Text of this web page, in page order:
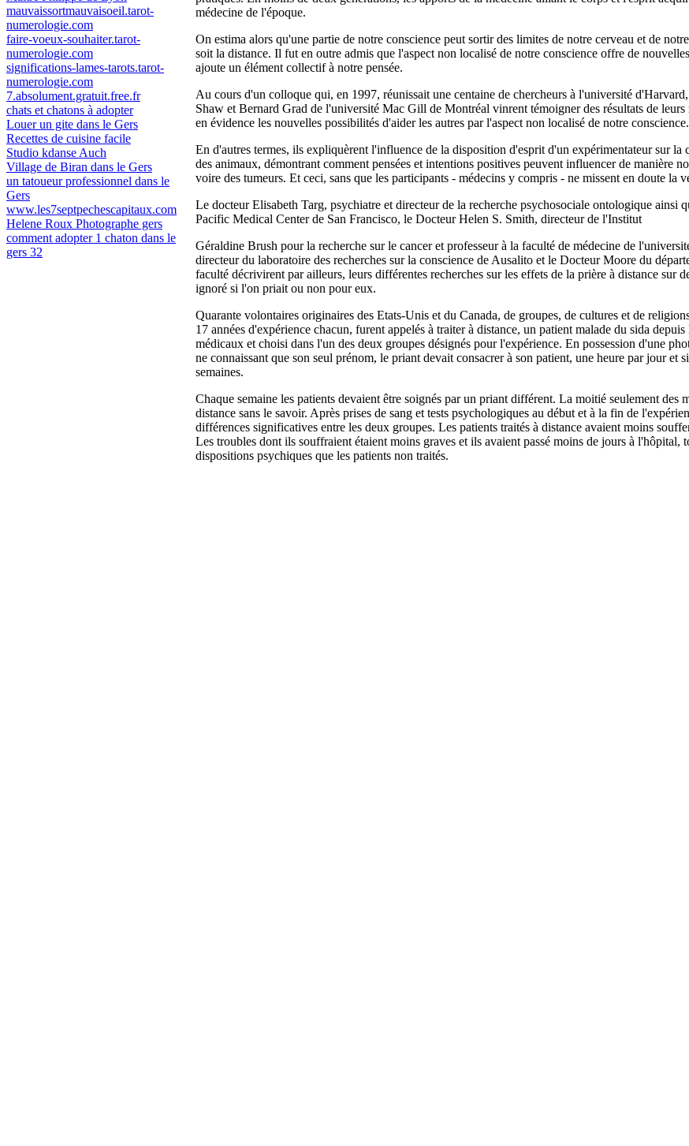
mauvaissortmauvaisoeil.tarot-
numerologie.com
faire-voeux-souhaiter.tarot-
numerologie.com
significations-lames-tarots.tarot-
numerologie.com
7.absolument.gratuit.free.fr
chats et chatons à adopter
Louer un gite dans le Gers
Recettes de cuisine facile
Studio kdanse Auch
Village de Biran dans le Gers
un tatoueur professionnel dans le
Gers
www.les7septpechescapitaux.com
Helene Roux Photographe gers
comment adopter 1 chaton dans le
gers 32
médecine de l'époque.
On estima alors qu'une partie de notre conscience peut sortir des limites de notre cerveau et de
soit la distance. Il fut en outre admis que l'aspect non localisé de notre conscience offre de
ajoute un élément collectif à notre pensée.
Au cours d'un colloque qui, en 1997, réunissait une centaine de chercheurs à l'université
Shaw et Bernard Grad de l'université Mac Gill de Montréal vinrent témoigner des résultats de
en évidence les nouvelles possibilités d'aider les autres par l'aspect non localisé de notre conscience.
En d'autres termes, ils expliquèrent l'influence de la disposition d'esprit d'un expérimentateur sur la
des animaux, démontrant comment pensées et intentions positives peuvent influencer de manière
voire des tumeurs. Et ceci, sans que les participants - médecins y compris - ne missent en doute la
Le docteur Elisabeth Targ, psychiatre et directeur de la recherche psychosociale ontologique ainsi
Pacific Medical Center de San Francisco, le Docteur Helen S. Smith, directeur de l'Institut
Géraldine Brush pour la recherche sur le cancer et professeur à la faculté de médecine de
directeur du laboratoire des recherches sur la conscience de Ausalito et le Docteur Moore du
faculté décrivirent par ailleurs, leurs différentes recherches sur les effets de la prière à distance sur
ignoré si l'on priait ou non pour eux.
Quarante volontaires originaires des Etats-Unis et du Canada, de groupes, de cultures et de
17 années d'expérience chacun, furent appelés à traiter à distance, un patient malade du sida
médicaux et choisi dans l'un des deux groupes désignés pour l'expérience. En possession d'une
ne connaissant que son seul prénom, le priant devait consacrer à son patient, une heure par jour et
semaines.
Chaque semaine les patients devaient être soignés par un priant différent. La moitié seulement des
distance sans le savoir. Après prises de sang et tests psychologiques au début et à la fin de
différences significatives entre les deux groupes. Les patients traités à distance avaient moins
Les troubles dont ils souffraient étaient moins graves et ils avaient passé moins de jours à l'hôpital,
dispositions psychiques que les patients non traités.